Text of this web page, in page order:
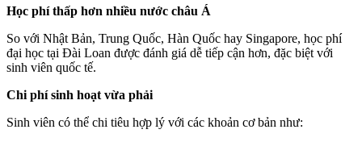
Học phí thấp hơn nhiều nước châu Á
So với Nhật Bản, Trung Quốc, Hàn Quốc hay Singapore, học phí
đại học tại Đài Loan được đánh giá dễ tiếp cận hơn, đặc biệt với
sinh viên quốc tế.
Chi phí sinh hoạt vừa phải
Sinh viên có thể chi tiêu hợp lý với các khoản cơ bản như: